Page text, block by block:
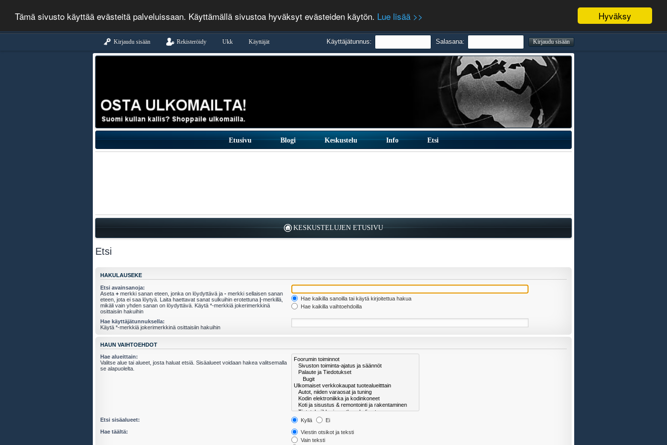
Hyväksy
Tämä sivusto käyttää evästeitä palveluissaan. Käyttämällä sivustoa hyväksyt evästeiden käytön. Lue lisää >>
Kirjaudu sisään Rekisteröidy Ukk Käyttäjät Käyttäjätunnus: Salasana:
Etusivu Blogi Keskustelu Info Etsi
KESKUSTELUJEN ETUSIVU
Etsi
HAKULAUSEKE
Etsi avainsanoja:
Aseta + merkki sanan eteen, jonka on löydyttävä ja - merkki sellaisen sanan
eteen, jota ei saa löytyä. Laita haettavat sanat sulkuihin erotettuna |-merkillä,
mikäli vain yhden sanan on löydyttävä. Käytä *-merkkiä jokerimerkkinä
osittaisiin hakuihin
Hae kaikilla sanoilla tai käytä kirjoitettua hakua
Hae kaikilla vaihtoehdoilla
Hae käyttäjätunnuksella:
Käytä *-merkkiä jokerimerkkinä osittaisiin hakuihin
HAUN VAIHTOEHDOT
Hae alueittain:
Valitse alue tai alueet, josta haluat etsiä. Sisäalueet voidaan hakea valitsemalla
se alapuolelta.
Etsi sisäalueet: Kyllä
Ei
Hae täältä:
Viestin otsikot ja teksti
Vain teksti